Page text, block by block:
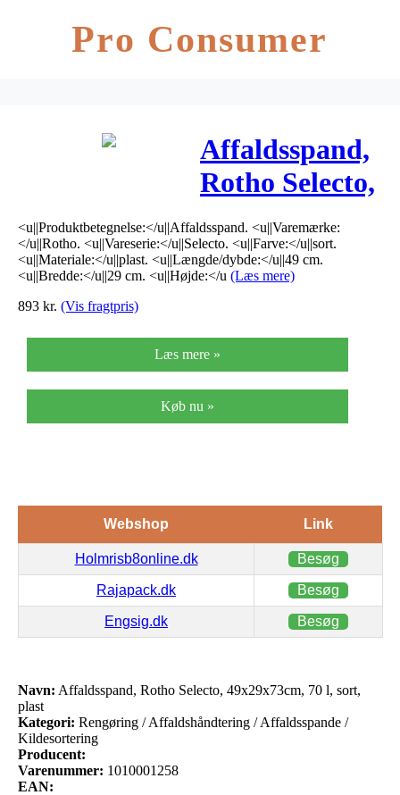
Pro Consumer
Affaldsspand,
Rotho Selecto,
49x29x73cm,
70 l, sort, plast
<u||Produktbetegnelse:</u||Affaldsspand. <u||Varemærke:
</u||Rotho. <u||Vareserie:</u||Selecto. <u||Farve:</u||sort.
<u||Materiale:</u||plast. <u||Længde/dybde:</u||49 cm.
<u||Bredde:</u||29 cm. <u||Højde:</u (Læs mere)
893 kr. (Vis fragtpris)
Læs mere »
Køb nu »
Webshop Link
Holmrisb8online.dk Besøg
Rajapack.dk Besøg
Engsig.dk Besøg
Navn: Affaldsspand, Rotho Selecto, 49x29x73cm, 70 l, sort,
plast
Kategori: Rengøring / Affaldshåndtering / Affaldsspande /
Kildesortering
Producent:
Varenummer: 1010001258
EAN: